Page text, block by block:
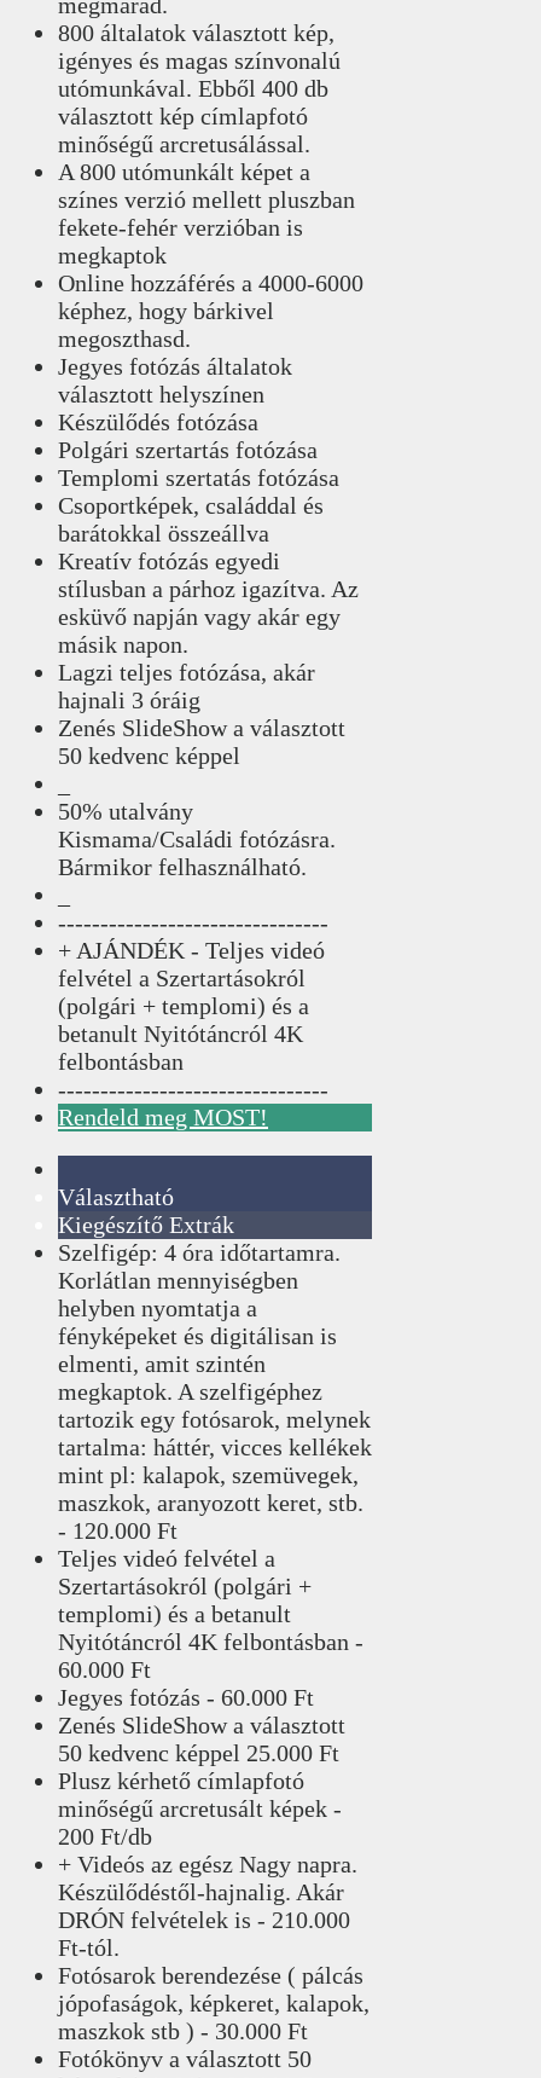
800 általatok választott kép,
igényes és magas színvonalú
utómunkával. Ebből 400 db
választott kép címlapfotó
minőségű arcretusálással.
A 800 utómunkált képet a
színes verzió mellett pluszban
fekete-fehér verzióban is
megkaptok
Online hozzáférés a 4000-6000
képhez, hogy bárkivel
megoszthasd.
Jegyes fotózás általatok
választott helyszínen
Készülődés fotózása
Polgári szertartás fotózása
Templomi szertatás fotózása
Csoportképek, családdal és
barátokkal összeállva
Kreatív fotózás egyedi
stílusban a párhoz igazítva. Az
esküvő napján vagy akár egy
másik napon.
Lagzi teljes fotózása, akár
hajnali 3 óráig
Zenés SlideShow a választott
50 kedvenc képpel
50% utalvány
Kismama/Családi fotózásra.
Bármikor felhasználható.
--------------------------------
+ AJÁNDÉK - Teljes videó
felvétel a Szertartásokról
(polgári + templomi) és a
betanult Nyitótáncról 4K
felbontásban
--------------------------------
Rendeld meg MOST!
Választható
Kiegészítő Extrák
Szelfigép: 4 óra időtartamra.
Korlátlan mennyiségben
helyben nyomtatja a
fényképeket és digitálisan is
elmenti, amit szintén
megkaptok. A szelfigéphez
tartozik egy fotósarok, melynek
tartalma: háttér, vicces kellékek
mint pl: kalapok, szemüvegek,
maszkok, aranyozott keret, stb.
- 120.000 Ft
Teljes videó felvétel a
Szertartásokról (polgári +
templomi) és a betanult
Nyitótáncról 4K felbontásban -
60.000 Ft
Jegyes fotózás - 60.000 Ft
Zenés SlideShow a választott
50 kedvenc képpel 25.000 Ft
Plusz kérhető címlapfotó
minőségű arcretusált képek -
200 Ft/db
+ Videós az egész Nagy napra.
Készülődéstől-hajnalig. Akár
DRÓN felvételek is - 210.000
Ft-tól.
Fotósarok berendezése ( pálcás
jópofaságok, képkeret, kalapok,
maszkok stb ) - 30.000 Ft
Fotókönyv a választott 50